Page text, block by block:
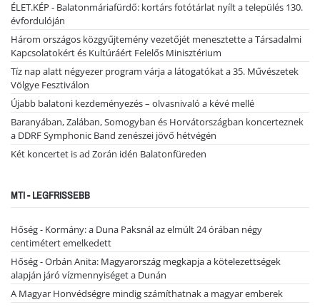
ÉLET.KÉP - Balatonmáriafürdő: kortárs fotótárlat nyílt a település 130.
évfordulóján
Három országos közgyűjtemény vezetőjét menesztette a Társadalmi
Kapcsolatokért és Kultúráért Felelős Minisztérium
Tíz nap alatt négyezer program várja a látogatókat a 35. Művészetek
Völgye Fesztiválon
Újabb balatoni kezdeményezés – olvasnivaló a kévé mellé
Baranyában, Zalában, Somogyban és Horvátországban koncerteznek
a DDRF Symphonic Band zenészei jövő hétvégén
Két koncertet is ad Zorán idén Balatonfüreden
MTI - LEGFRISSEBB
Hőség - Kormány: a Duna Paksnál az elmúlt 24 órában négy
centimétert emelkedett
Hőség - Orbán Anita: Magyarország megkapja a kötelezettségek
alapján járó vízmennyiséget a Dunán
A Magyar Honvédségre mindig számíthatnak a magyar emberek